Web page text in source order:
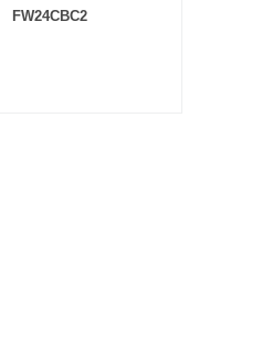
FW24CBC2